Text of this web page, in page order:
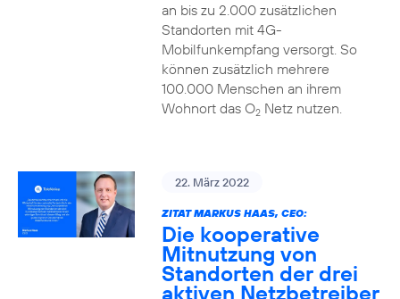
an bis zu 2.000 zusätzlichen
Standorten mit 4G-
Mobilfunkempfang versorgt. So
können zusätzlich mehrere
100.000 Menschen an ihrem
Wohnort das O2Netz nutzen.
22. März 2022
ZITAT MARKUS HAAS, CEO:
Die kooperative
Mitnutzung von
Standorten der drei
aktiven Netzbetreiber